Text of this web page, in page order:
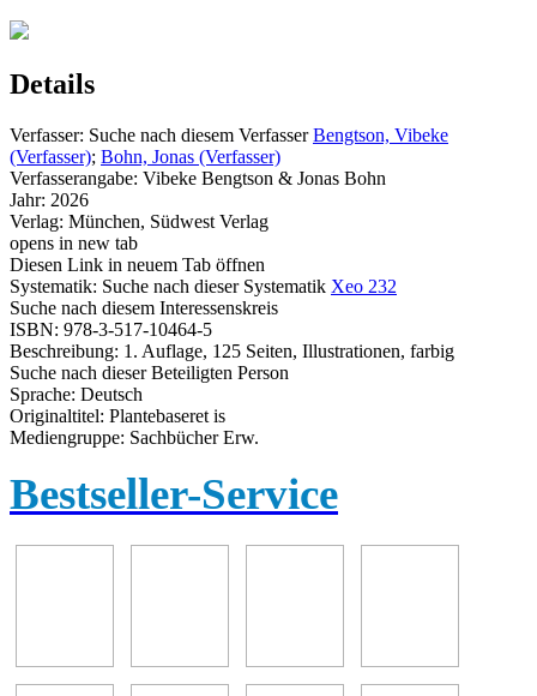
Details
Verfasser: Suche nach diesem Verfasser Bengtson, Vibeke
(Verfasser); Bohn, Jonas (Verfasser)
Verfasserangabe: Vibeke Bengtson & Jonas Bohn
Jahr: 2026
Verlag: München, Südwest Verlag
opens in new tab
Diesen Link in neuem Tab öffnen
Systematik: Suche nach dieser Systematik Xeo 232
Suche nach diesem Interessenskreis
ISBN: 978-3-517-10464-5
Beschreibung: 1. Auflage, 125 Seiten, Illustrationen, farbig
Suche nach dieser Beteiligten Person
Sprache: Deutsch
Originaltitel: Plantebaseret is
Mediengruppe: Sachbücher Erw.
Bestseller-Service